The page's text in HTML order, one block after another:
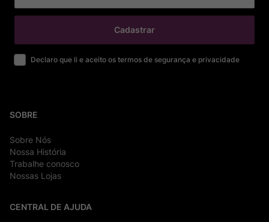
Cadastrar
Declaro que li e aceito os termos de segurança e privacidade
SOBRE
Sobre Nós
Nossa História
Trabalhe conosco
Nossas Lojas
CENTRAL DE AJUDA